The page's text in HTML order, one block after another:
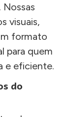
visuais,
formato
para quem
e eficiente.
do